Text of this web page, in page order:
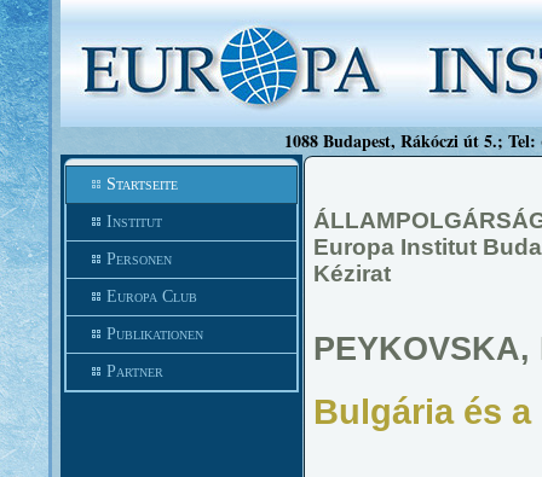
1088 Budapest, Rákóczi út 5.;
Startseite
Institut
Personen
Europa Club
Publikationen
Partner
Europa Institut
Kézirat
PEYKOVSKA,
Bulgária és